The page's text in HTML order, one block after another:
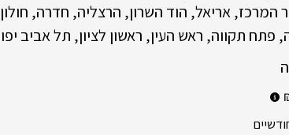
המרכז אריאל הוד השרון הרצליה חדרה חולון
פתח תקווה ראש העין ראשון לציון תל אביב יפו